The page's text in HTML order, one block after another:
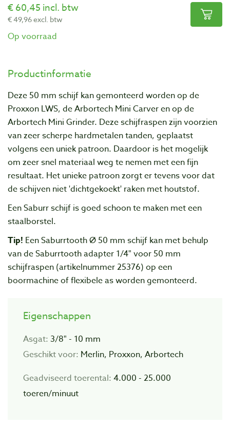
60,45 incl. btw
49,96 excl. btw
Op voorraad
Productinformatie
Deze 50 mm schijf kan gemonteerd worden op de
Proxxon LWS, de Arbortech Mini Carver en op de
Arbortech Mini Grinder. Deze schijfraspen zijn voorzien
van zeer scherpe hardmetalen tanden, geplaatst
volgens een uniek patroon. Daardoor is het mogelijk
om zeer snel materiaal weg te nemen met een fijn
resultaat. Het unieke patroon zorgt er tevens voor dat
de schijven niet 'dichtgekoekt' raken met houtstof.
Een Saburr schijf is goed schoon te maken met een
staalborstel.
Tip! Een Saburrtooth Ø 50 mm schijf kan met behulp
van de Saburrtooth adapter 1/4" voor 50 mm
schijfraspen (artikelnummer 25376) op een
boormachine of flexibele as worden gemonteerd.
Eigenschappen
Asgat: 3/8" - 10 mm
Geschikt voor: Merlin, Proxxon, Arbortech
Geadviseerd toerental: 4.000 - 25.000
toeren/minuut